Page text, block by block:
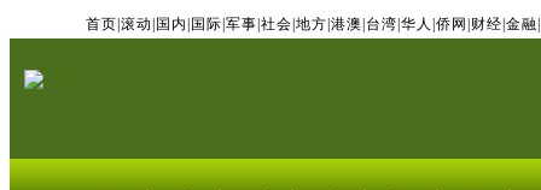
首页 滚动 国内 国际 军事 社会 地方 港澳 台湾 华人 侨网 财经 金融